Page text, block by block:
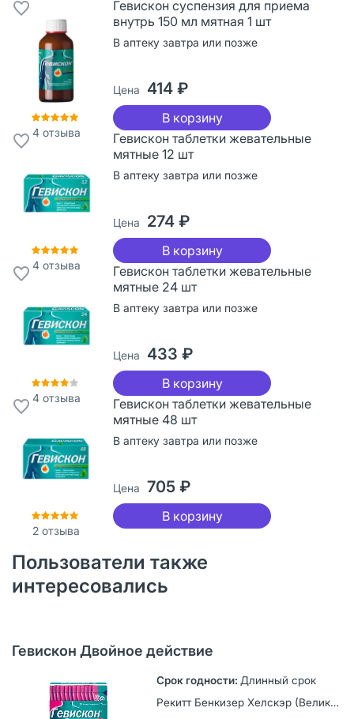
4отзыва
Гевискон суспензия для приема
внутрь 150 мл мятная 1 шт
В аптеку завтра или позже
Цена 414 ₽
В корзину
4отзыва
Гевискон таблетки жевательные
мятные 12 шт
В аптеку завтра или позже
Цена 274 ₽
В корзину
4отзыва
Гевискон таблетки жевательные
мятные 24 шт
В аптеку завтра или позже
Цена 433 ₽
В корзину
2 отзыва
Гевискон таблетки жевательные
мятные 48 шт
В аптеку завтра или позже
Цена 705 ₽
В корзину
Пользователи также
интересовались
Гевискон Двойное действие
Длинный срок
Рекитт Бенкизер Хелскэр (Великобритания) Лимитед, Великобритания